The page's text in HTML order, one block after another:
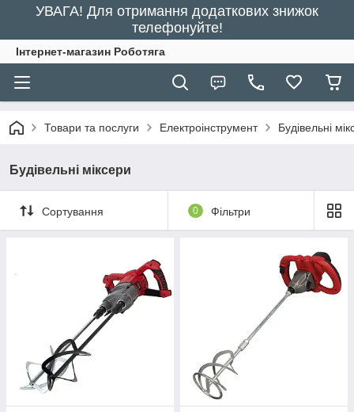
УВАГА! Для отримання додаткових знижок
телефонуйте!
Інтернет-магазин Роботяга
Товари та послуги Електроінструмент Будівельні
Будівельні міксери
Сортування 0 Фільтри